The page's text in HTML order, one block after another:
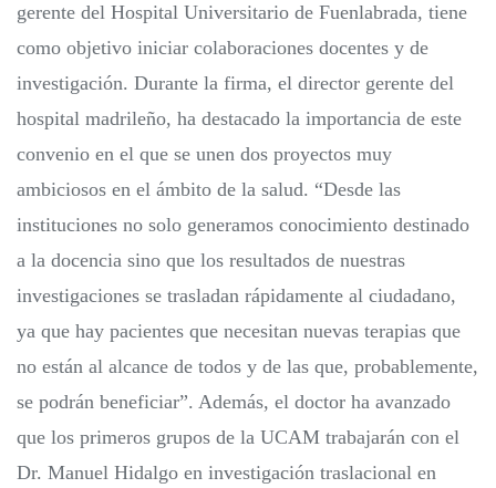
gerente del Hospital Universitario de Fuenlabrada, tiene
como objetivo iniciar colaboraciones docentes y de
investigación. Durante la firma, el director gerente del
hospital madrileño, ha destacado la importancia de este
convenio en el que se unen dos proyectos muy
ambiciosos en el ámbito de la salud. “Desde las
instituciones no solo generamos conocimiento destinado
a la docencia sino que los resultados de nuestras
investigaciones se trasladan rápidamente al ciudadano,
ya que hay pacientes que necesitan nuevas terapias que
no están al alcance de todos y de las que, probablemente,
se podrán beneficiar”. Además, el doctor ha avanzado
que los primeros grupos de la UCAM trabajarán con el
Dr. Manuel Hidalgo en investigación traslacional en